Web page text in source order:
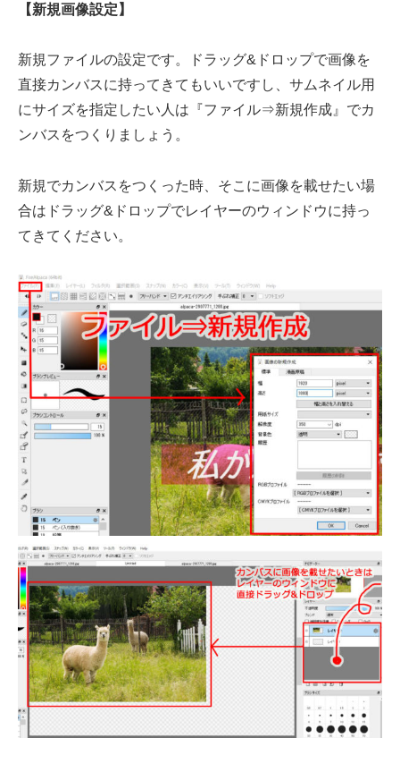
【新規画像設定】
新規ファイルの設定です。ドラッグ&ドロップで画像を
直接カンバスに持ってきてもいいですし、サムネイル用
にサイズを指定したい人は『ファイル⇒新規作成』でカ
ンバスをつくりましょう。
新規でカンバスをつくった時、そこに画像を載せたい場
合はドラッグ&ドロップでレイヤーのウィンドウに持っ
てきてください。